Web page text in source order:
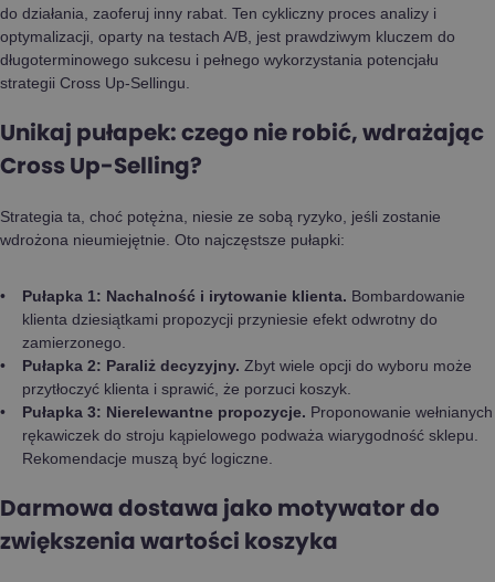
do działania, zaoferuj inny rabat. Ten cykliczny proces analizy i
optymalizacji, oparty na testach A/B, jest prawdziwym kluczem do
długoterminowego sukcesu i pełnego wykorzystania potencjału
strategii Cross Up-Sellingu.
Unikaj pułapek: czego nie robić, wdrażając
Cross Up-Selling?
Strategia ta, choć potężna, niesie ze sobą ryzyko, jeśli zostanie
wdrożona nieumiejętnie. Oto najczęstsze pułapki:
Pułapka 1: Nachalność i irytowanie klienta. Bombardowanie
klienta dziesiątkami propozycji przyniesie efekt odwrotny do
zamierzonego.
Pułapka 2: Paraliż decyzyjny. Zbyt wiele opcji do wyboru może
przytłoczyć klienta i sprawić, że porzuci koszyk.
Pułapka 3: Nierelewantne propozycje. Proponowanie wełnianych
rękawiczek do stroju kąpielowego podważa wiarygodność sklepu.
Rekomendacje muszą być logiczne.
Darmowa dostawa jako motywator do
zwiększenia wartości koszyka